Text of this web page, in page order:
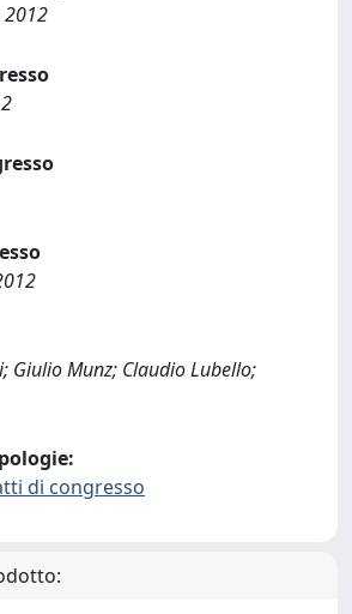
2012
Giulio Munz; Claudio Lubello;
di congresso